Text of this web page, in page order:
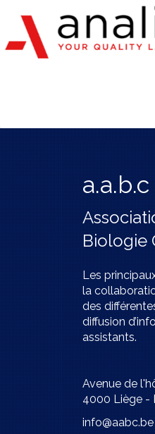
Biologie
Les
la
des
diffusion
assistants.
Avenue de
4000 Liège -
info@aabc.be